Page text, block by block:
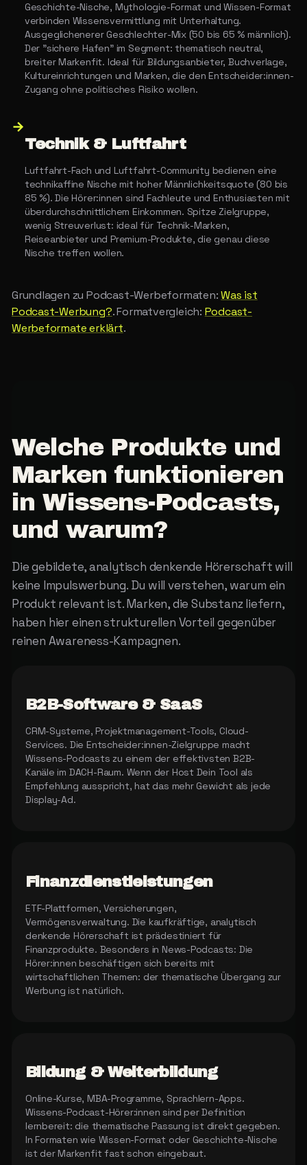
Geschichte-Nische, Mythologie-Format und Wissen-Format
verbinden Wissensvermittlung mit Unterhaltung.
Ausgeglichenerer Geschlechter-Mix (50 bis 65 % männlich).
Der "sichere Hafen" im Segment: thematisch neutral,
breiter Markenfit. Ideal für Bildungsanbieter, Buchverlage,
Kultureinrichtungen und Marken, die den Entscheider:innen-
Zugang ohne politisches Risiko wollen.
→
Technik & Luftfahrt
Luftfahrt-Fach und Luftfahrt-Community bedienen eine
technikaffine Nische mit hoher Männlichkeitsquote (80 bis
85 %). Die Hörer:innen sind Fachleute und Enthusiasten mit
überdurchschnittlichem Einkommen. Spitze Zielgruppe,
wenig Streuverlust: ideal für Technik-Marken,
Reiseanbieter und Premium-Produkte, die genau diese
Nische treffen wollen.
Grundlagen zu Podcast-Werbeformaten:Was ist
Podcast-Werbung?. Formatvergleich: Podcast-
Werbeformate erklärt.
Welche Produkte und
Marken funktionieren
in Wissens-Podcasts,
und warum?
Die gebildete, analytisch denkende Hörerschaft will
keine Impulswerbung. Du will verstehen, warum ein
Produkt relevant ist. Marken, die Substanz liefern,
haben hier einen strukturellen Vorteil gegenüber
reinen Awareness-Kampagnen.
B2B-Software & SaaS
CRM-Systeme, Projektmanagement-Tools, Cloud-
Services. Die Entscheider:innen-Zielgruppe macht
Wissens-Podcasts zu einem der effektivsten B2B-
Kanäle im DACH-Raum. Wenn der Host Dein Tool als
Empfehlung ausspricht, hat das mehr Gewicht als jede
Display-Ad.
Finanzdienstleistungen
ETF-Plattformen, Versicherungen,
Vermögensverwaltung. Die kaufkräftige, analytisch
denkende Hörerschaft ist prädestiniert für
Finanzprodukte. Besonders in News-Podcasts: Die
Hörer:innen beschäftigen sich bereits mit
wirtschaftlichen Themen: der thematische Übergang zur
Werbung ist natürlich.
Bildung & Weiterbildung
Online-Kurse, MBA-Programme, Sprachlern-Apps.
Wissens-Podcast-Hörer:innen sind per Definition
lernbereit: die thematische Passung ist direkt gegeben.
In Formaten wie Wissen-Format oder Geschichte-Nische
ist der Markenfit fast schon eingebaut.